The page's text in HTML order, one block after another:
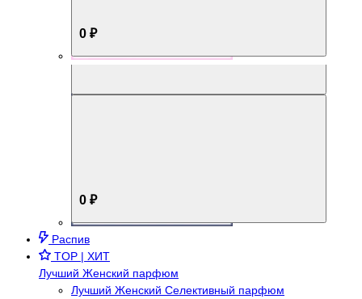
0 ₽
0 ₽
Распив
TOP | ХИТ
Лучший Женский парфюм
Лучший Женский Селективный парфюм